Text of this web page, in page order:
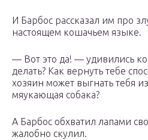
И Барбос рассказал им про
настоящем кошачьем языке.
— Вот это да! — удивились
делать? Как вернуть тебе
хозяин может выгнать тебя
мяукающая собака?
А Барбос обхватил лапами
жалобно скулил.